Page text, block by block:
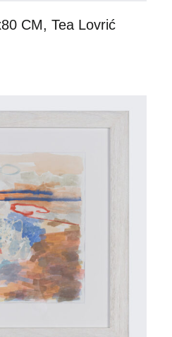
CM, Tea Lovrić